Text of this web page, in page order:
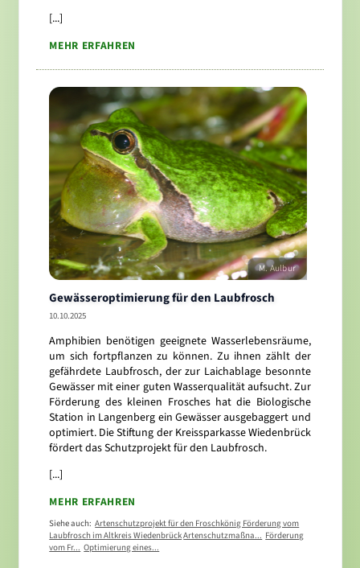
[...]
MEHR ERFAHREN
Gewässeroptimierung für den Laubfrosch
10.10.2025
Amphibien benötigen geeignete Wasserlebensräume,
um sich fortpflanzen zu können. Zu ihnen zählt der
gefährdete Laubfrosch, der zur Laichablage besonnte
Gewässer mit einer guten Wasserqualität aufsucht. Zur
Förderung des kleinen Frosches hat die Biologische
Station in Langenberg ein Gewässer ausgebaggert und
optimiert. Die Stiftung der Kreissparkasse Wiedenbrück
fördert das Schutzprojekt für den Laubfrosch.
[...]
MEHR ERFAHREN
Siehe auch: Artenschutzprojekt für den Froschkönig Förderung vom
Laubfrosch im Altkreis WiedenbrückArtenschutzmaßna... Förderung
vom Fr... Optimierung eines...
M. Aulbur